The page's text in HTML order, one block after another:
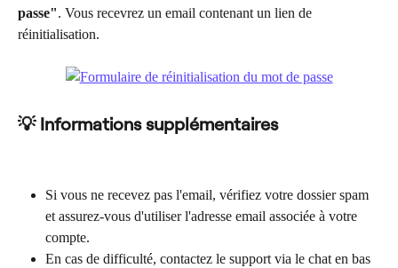
passe". Vous recevrez un email contenant un lien de
réinitialisation.
💡 Informations supplémentaires
Si vous ne recevez pas l'email, vérifiez votre dossier spam
et assurez-vous d'utiliser l'adresse email associée à votre
compte.
En cas de difficulté, contactez le support via le chat en bas